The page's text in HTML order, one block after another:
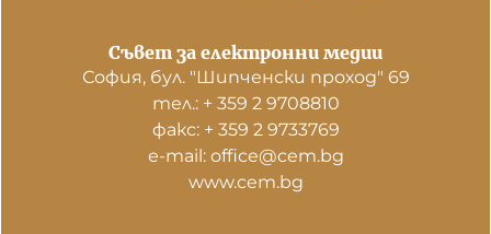
Съвет за електронни медии
София, бул. "Шипченски проход" 69
тел.: + 359 2 9708810
факс: + 359 2 9733769
е-mail: office@cem.bg
www.cem.bg